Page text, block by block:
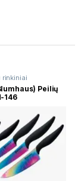
rinkiniai
Peilių
146